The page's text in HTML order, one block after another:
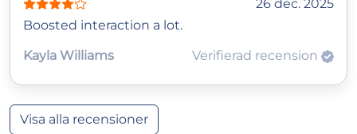
26 dec. 2025
Boosted interaction a lot.
Kayla Williams
Verifierad recension
Visa alla recensioner